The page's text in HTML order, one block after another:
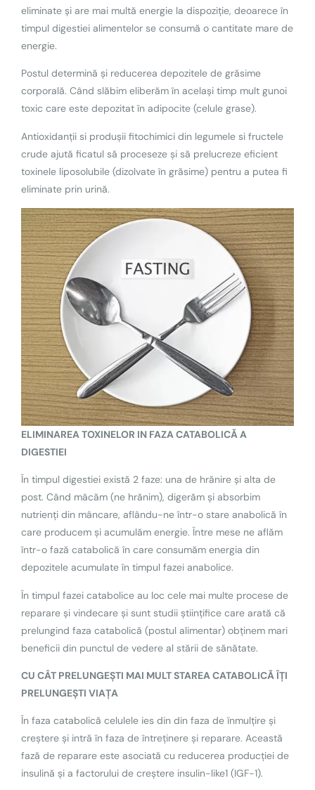
eliminate și are mai multă energie la dispoziție, deoarece în
timpul digestiei alimentelor se consumă o cantitate mare de
energie.
Postul determină și reducerea depozitele de grăsime
corporală. Când slăbim eliberăm în același timp mult gunoi
toxic care este depozitat în adipocite (celule grase).
Antioxidanții si produșii fitochimici din legumele si fructele
crude ajută ficatul să proceseze și să prelucreze eficient
toxinele liposolubile (dizolvate în grăsime) pentru a putea fi
eliminate prin urină.
ELIMINAREA TOXINELOR IN FAZA CATABOLICĂ A
DIGESTIEI
În timpul digestiei există 2 faze: una de hrănire și alta de
post. Când mâcăm (ne hrănim), digerăm și absorbim
nutrienți din mâncare, aflându-ne într-o stare anabolică în
care producem și acumulăm energie. Între mese ne aflăm
într-o fază catabolică în care consumăm energia din
depozitele acumulate în timpul fazei anabolice.
În timpul fazei catabolice au loc cele mai multe procese de
reparare și vindecare și sunt studii științifice care arată că
prelungind faza catabolică (postul alimentar) obținem mari
beneficii din punctul de vedere al stării de sănătate.
CU CÂT PRELUNGEȘTI MAI MULT STAREA CATABOLICĂ ÎȚI
PRELUNGEȘTI VIAȚA
În faza catabolică celulele ies din din faza de înmulțire și
creștere și intră în faza de întreținere și reparare. Această
fază de reparare este asociată cu reducerea producției de
insulină și a factorului de creștere insulin-like1 (IGF-1).